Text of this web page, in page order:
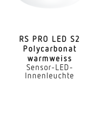
RS PRO LED S2
Poly­car­bonat
warmweiss
Sensor-LED-
Innenleuchte